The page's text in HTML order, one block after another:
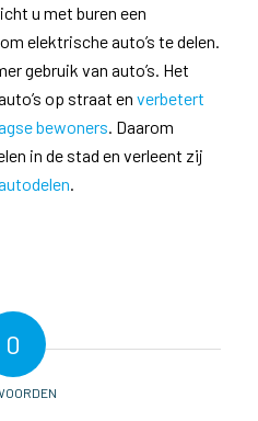
u met buren een
elektrische auto’s te delen.
gebruik van auto’s. Het
op straat en verbetert
bewoners(externe
link)
. Daarom
in de stad en verleent zij
0